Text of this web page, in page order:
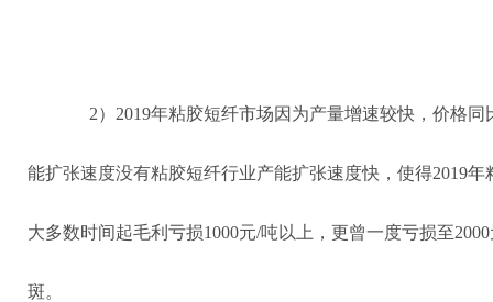
2）2019年粘胶短纤市场因为产量增速较快，价格
能扩张速度没有粘胶短纤行业产能扩张速度快，使得2019
大多数时间起毛利亏损1000元/吨以上，更曾一度亏损至
斑。